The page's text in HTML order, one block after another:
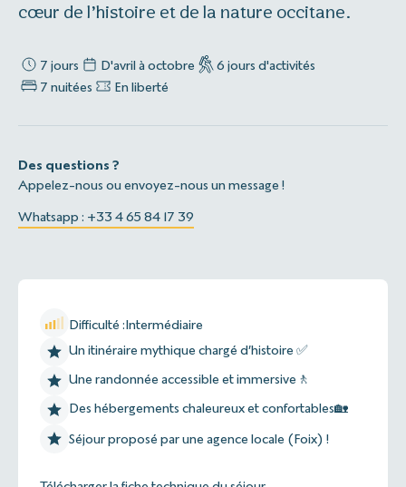
cœur de l’histoire et de la nature occitane.
7 jours D'avril à octobre
6 jours d'activités
7 nuitées
En liberté
Des questions ?
Appelez-nous ou envoyez-nous un message !
Whatsapp : +33 4 65 84 17 39
Difficulté :Intermédiaire
Un itinéraire mythique chargé d’histoire ✅
Une randonnée accessible et immersive🚶
Des hébergements chaleureux et confortables🏡
Séjour proposé par une agence locale (Foix) !